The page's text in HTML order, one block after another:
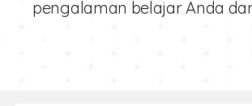
pengalaman belajar Anda